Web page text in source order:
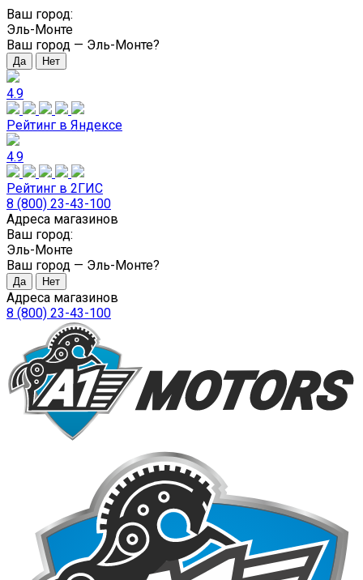
Ваш город:
Эль-Монте
Ваш город — Эль-Монте?
4.9
Рейтинг в Яндексе
4.9
Рейтинг в 2ГИС
8 (800) 23-43-100
Адреса магазинов
Ваш город:
Эль-Монте
Ваш город — Эль-Монте?
Адреса магазинов
8 (800) 23-43-100